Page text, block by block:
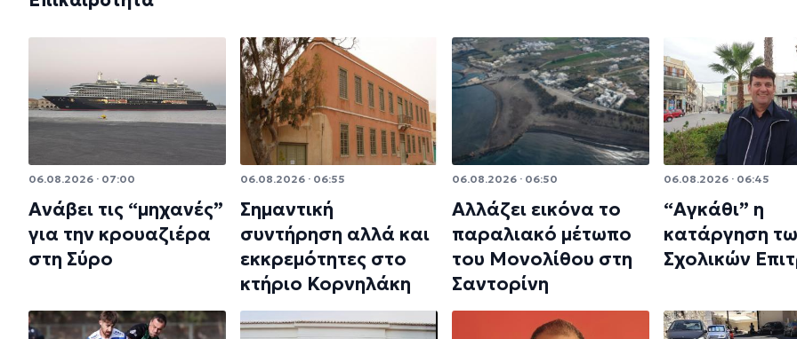
06.08.2026 · 07:00
Ανάβει τις “μηχανές”
για την κρουαζιέρα
στη Σύρο
06.08.2026 · 06:55
Σημαντική
συντήρηση αλλά και
εκκρεμότητες στο
κτήριο Κορνηλάκη
06.08.2026 · 06:50
Αλλάζει εικόνα το
παραλιακό μέτωπο
του Μονολίθου στη
Σαντορίνη
06.08.2026 · 06:45
“Αγκάθι” η
κατάργηση
Σχολικών